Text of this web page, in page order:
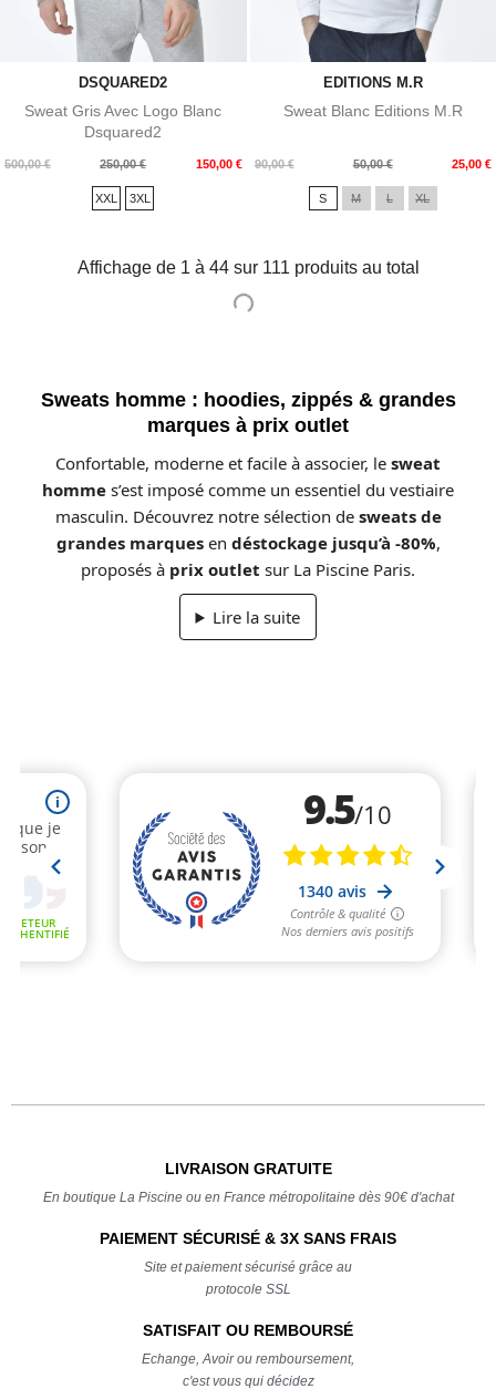
DSQUARED2
Sweat Gris Avec Logo Blanc
Dsquared2
500,00 €
Prix
250,00 € 150,00 €
Prix
XXL 3XL
EDITIONS M.R
Sweat Blanc Editions M.R
90,00 €
Prix
50,00 € 25,00 €
Prix
S M L XL
Affichage de 1 à 44 sur 111 produits au total
Sweats homme : hoodies, zippés & grandes
marques à prix outlet
Confortable, moderne et facile à associer, le sweat
homme s’est imposé comme un essentiel du vestiaire
masculin. Découvrez notre sélection de sweats de
grandes marquesen déstockage jusqu’à -80%,
proposés à prix outlet sur La Piscine Paris.
Lire la suite
LIVRAISON GRATUITE
En boutique La Piscine ou en France métropolitaine dès 90€ d'achat
PAIEMENT SÉCURISÉ & 3X SANS FRAIS
Site et paiement sécurisé grâce au
protocole SSL
SATISFAIT OU REMBOURSÉ
Echange, Avoir ou remboursement,
c'est vous qui décidez